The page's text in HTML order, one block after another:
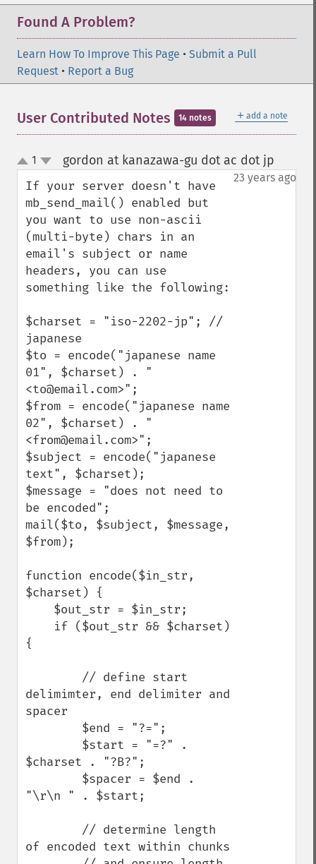
Found A Problem?
Learn How To Improve This Page • Submit a Pull
Request • Report a Bug
＋ add a note
User Contributed Notes 14 notes
up
down
1 gordon at kanazawa-gu dot ac dot jp
23 years ago
If your server doesn't have
mb_send_mail() enabled but
you want to use non-ascii
(multi-byte) chars in an
email's subject or name
headers, you can use
something like the following:
$charset = "iso-2202-jp"; //
japanese
$to = encode("japanese name
01", $charset) . "
<to@email.com>";
$from = encode("japanese name
02", $charset) . "
<from@email.com>";
$subject = encode("japanese
text", $charset);
$message = "does not need to
be encoded";
mail($to, $subject, $message,
$from);
function encode($in_str,
$charset) {
{
delimimter, end delimiter and
spacer
$charset . "?B?";
"\r\n " . $start;
of encoded text within chunks